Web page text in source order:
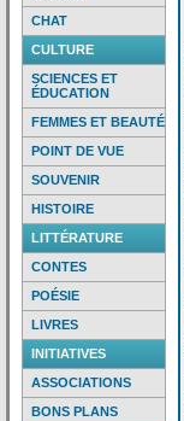
CHAT
CULTURE
SCIENCES ET
ÉDUCATION
FEMMES ET BEAUTÉ
POINT DE VUE
SOUVENIR
HISTOIRE
LITTÉRATURE
CONTES
POÉSIE
LIVRES
INITIATIVES
ASSOCIATIONS
BONS PLANS